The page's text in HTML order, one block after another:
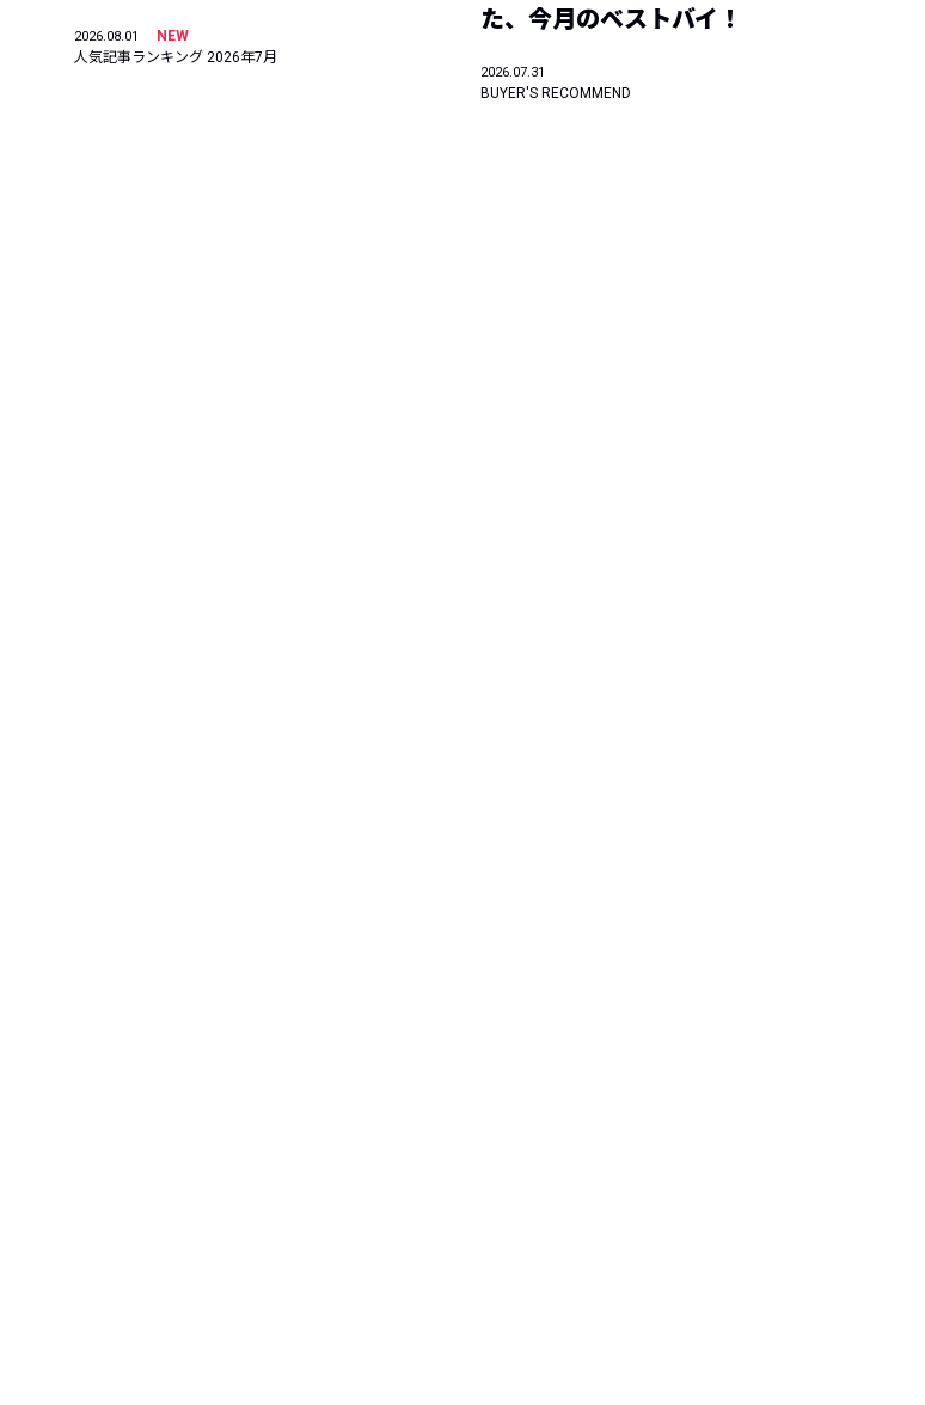
2026.08.01
NEW
人気記事ランキング 2026年7月
た、今月のベストバイ！
2026.07.31
BUYER'S RECOMMEND